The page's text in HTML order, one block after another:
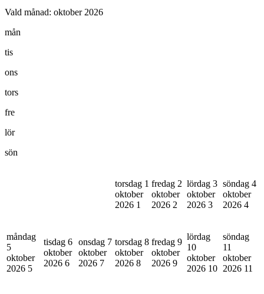
Vald månad: oktober 2026
mån
tis
ons
tors
fre
lör
sön
torsdag 1
oktober
2026 1
fredag 2
oktober
2026 2
lördag 3
oktober
2026 3
söndag 4
oktober
2026 4
måndag
5
oktober
2026 5
tisdag 6
oktober
2026 6
onsdag 7
oktober
2026 7
torsdag 8
oktober
2026 8
fredag 9
oktober
2026 9
lördag
10
oktober
2026 10
söndag
11
oktober
2026 11